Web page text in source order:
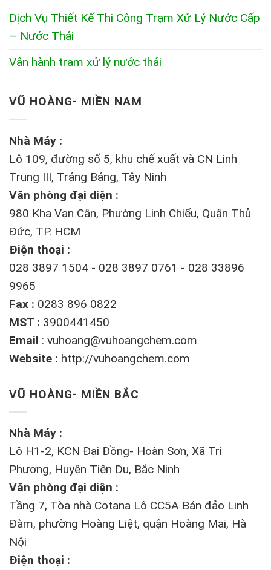
Dịch Vụ Thiết Kế Thi Công Trạm Xử Lý Nước Cấp
– Nước Thải
Vận hành trạm xử lý nước thải
VŨ HOÀNG- MIỀN NAM
Nhà Máy :
Lô 109, đường số 5, khu chế xuất và CN Linh
Trung III, Trảng Bảng, Tây Ninh
Văn phòng đại diện :
980 Kha Vạn Cận, Phường Linh Chiểu, Quận Thủ
Đức, TP. HCM
Điện thoại :
028 3897 1504 - 028 3897 0761 - 028 33896
9965
Fax : 0283 896 0822
MST : 3900441450
Email : vuhoang@vuhoangchem.com
Website : http://vuhoangchem.com
VŨ HOÀNG- MIỀN BẮC
Nhà Máy :
Lô H1-2, KCN Đại Đồng- Hoàn Sơn, Xã Tri
Phương, Huyện Tiên Du, Bắc Ninh
Văn phòng đại diện :
Tầng 7, Tòa nhà Cotana Lô CC5A Bán đảo Linh
Đàm, phường Hoàng Liệt, quận Hoàng Mai, Hà
Nội
Điện thoại :